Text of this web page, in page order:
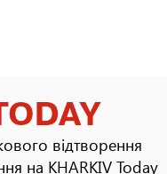
відтворення
на KHARKIV Today